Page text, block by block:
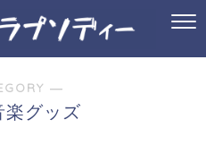
―
楽グッズ